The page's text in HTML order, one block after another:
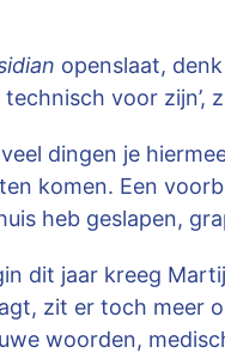
openslaat,
voor zijn’,
dingen je
komen. Een
heb geslapen,
dit jaar kreeg
zit er toch meer
woorden,